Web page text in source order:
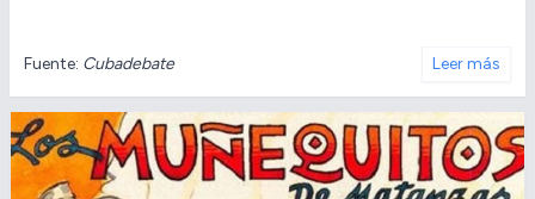
Fuente: Cubadebate Leer más